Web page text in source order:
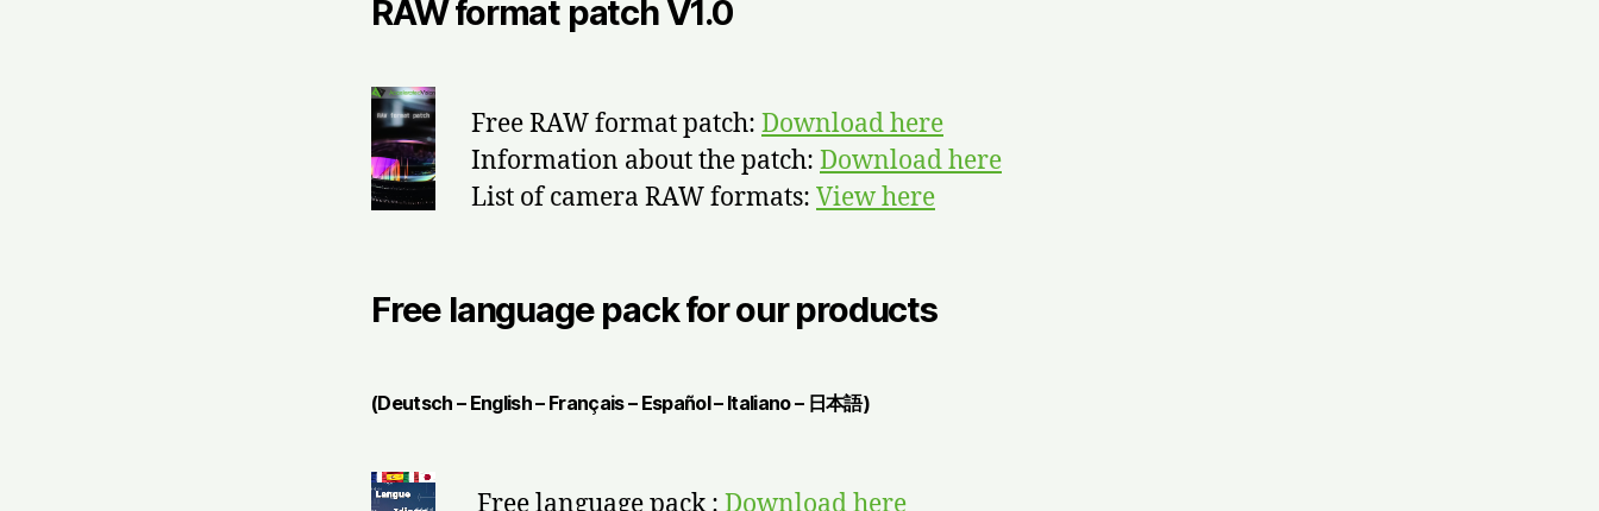
RAW format patch V1.0
Free RAW format patch: Download here
Information about the patch: Download here
List of camera RAW formats: View here
Free language pack for our products
(Deutsch – English – Français – Español – Italiano – 日本語)
Free language pack : Download here